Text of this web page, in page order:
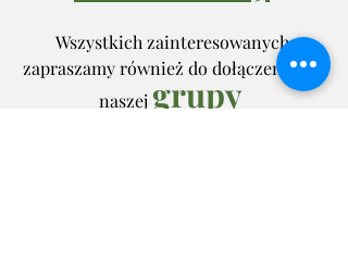
Wszystkich zainteresowanych
zapraszamy również do dołączenia do
naszej grupy